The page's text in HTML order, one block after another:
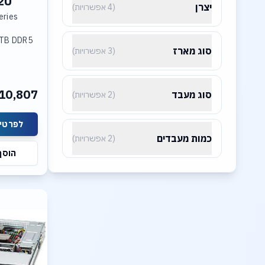
יצרן (4 אפשרויות)
סוג מארז (3 אפשרויות)
סוג מעבד (2 אפשרויות)
כמות מעבדים (2 אפשרויות)
DDR5